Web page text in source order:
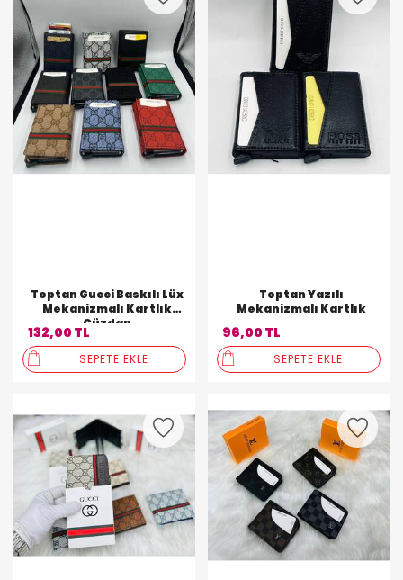
Toptan Gucci Baskılı Lüx
Mekanizmalı Kartlık
Cüzdan
132,00 TL
SEPETE EKLE
Toptan Yazılı
Mekanizmalı Kartlık
96,00 TL
SEPETE EKLE